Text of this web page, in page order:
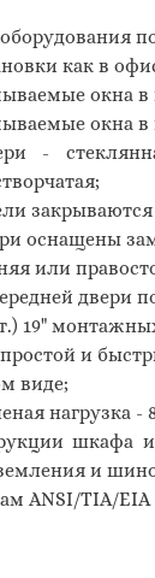
как в
окна
окна
-
оснащены
или
двери
19"
и
виде;
нагрузка -
шкафа
и
ANSI/TIA/EIA